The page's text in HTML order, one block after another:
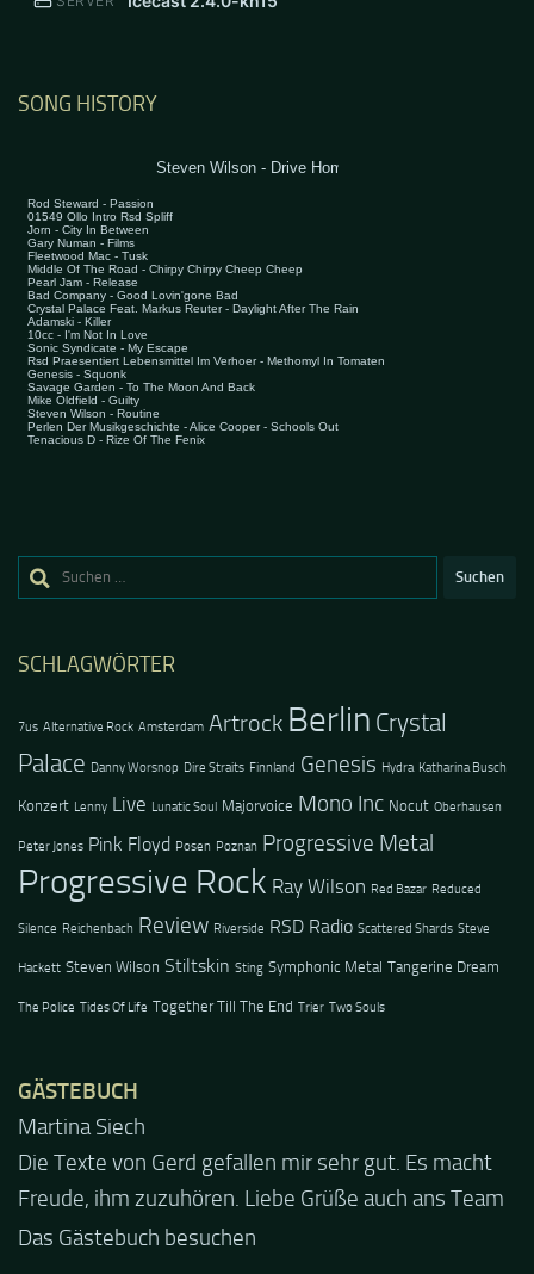
SONG HISTORY
Suchen
SCHLAGWÖRTER
7us Alternative Rock Amsterdam Artrock Berlin Crystal
Palace Danny Worsnop Dire Straits Finnland Genesis Hydra Katharina Busch
Konzert Lenny Live Lunatic Soul Majorvoice Mono Inc Nocut Oberhausen
Peter Jones Pink Floyd Posen Poznan Progressive Metal
Progressive Rock Ray Wilson Red Bazar Reduced
Silence Reichenbach Review Riverside RSD Radio Scattered Shards Steve
Hackett Steven Wilson Stiltskin Sting Symphonic Metal Tangerine Dream
The Police Tides Of Life Together Till The End Trier Two Souls
GÄSTEBUCH
Jacel
Guten Abend und auch von uns nochmals besten
Dank für die tolle Mucke zur Party! Der aktuelle Live
Stream ist eine schöne Zusammenfassung - Merci...